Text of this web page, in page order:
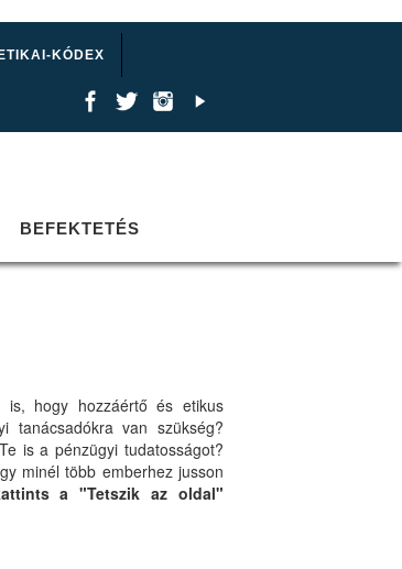
ETIKAI-KÓDEX
BEFEKTETÉS
is, hogy hozzáértő és etikus
tanácsadókra van szükség?
is a pénzügyi tudatosságot?
minél több emberhez jusson
a "Tetszik az oldal"